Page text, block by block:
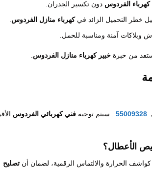
الفردوس دون تكسير الجدران.
خطر التحميل الزائد فيكهرباء منازل الفردوس
آمنة ومناسبة للحمل.
من خبرة خبير كهرباء منازل الفردوس.
55009328 . سيتم توجيه فني كهربائي الفردوس
الأعطال؟
الحرارة والالتماس الرقمية، لضمان أن تصليح